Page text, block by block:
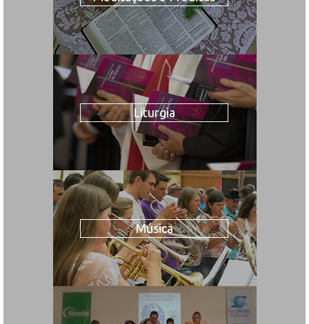
Liturgia
Música